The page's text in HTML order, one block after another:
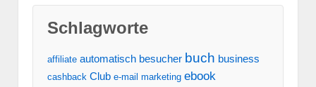
Schlagworte
affiliate automatisch besucher buch business
cashback Club e-mail marketing ebook